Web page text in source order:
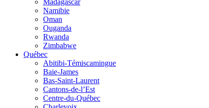
Madagascar
Namibie
Oman
Ouganda
Rwanda
Zimbabwe
Québec
Abitibi-Témiscamingue
Baie-James
Bas-Saint-Laurent
Cantons-de-l’Est
Centre-du-Québec